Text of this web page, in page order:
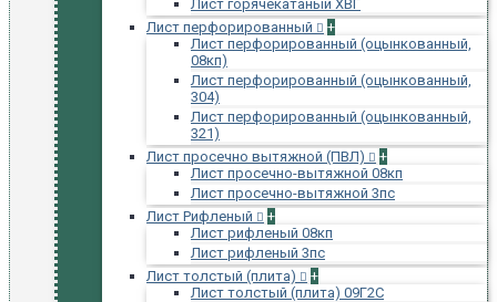
Лист горячекатаный ХВГ
Лист перфорированный
+
Лист перфорированный (оцынкованный,
08кп)
Лист перфорированный (оцынкованный,
304)
Лист перфорированный (оцынкованный,
321)
Лист просечно вытяжной (ПВЛ)
+
Лист просечно-вытяжной 08кп
Лист просечно-вытяжной 3пс
Лист Рифленый
+
Лист рифленый 08кп
Лист рифленый 3пс
Лист толстый (плита)
+
Лист толстый (плита) 09Г2С